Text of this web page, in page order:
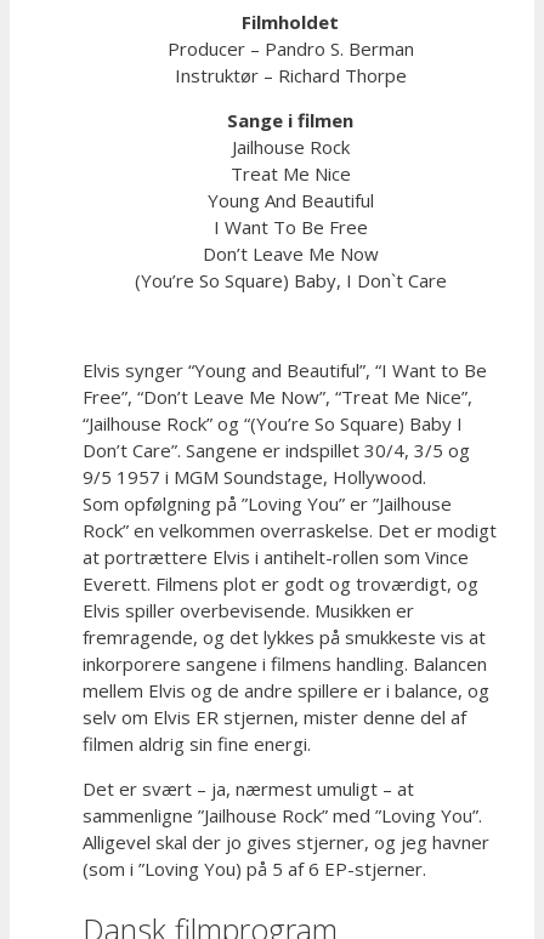
Filmholdet
Producer – Pandro S. Berman
Instruktør – Richard Thorpe
Sange i filmen
Jailhouse Rock
Treat Me Nice
Young And Beautiful
I Want To Be Free
Don’t Leave Me Now
(You’re So Square) Baby, I Don`t Care
Elvis synger “Young and Beautiful”, “I Want to Be
Free”, “Don’t Leave Me Now”, “Treat Me Nice”,
“Jailhouse Rock” og “(You’re So Square) Baby I
Don’t Care”. Sangene er indspillet 30/4, 3/5 og
9/5 1957 i MGM Soundstage, Hollywood.
Som opfølgning på ”Loving You” er ”Jailhouse
Rock” en velkommen overraskelse. Det er modigt
at portrættere Elvis i antihelt-rollen som Vince
Everett. Filmens plot er godt og troværdigt, og
Elvis spiller overbevisende. Musikken er
fremragende, og det lykkes på smukkeste vis at
inkorporere sangene i filmens handling. Balancen
mellem Elvis og de andre spillere er i balance, og
selv om Elvis ER stjernen, mister denne del af
filmen aldrig sin fine energi.
Det er svært – ja, nærmest umuligt – at
sammenligne ”Jailhouse Rock” med ”Loving You”.
Alligevel skal der jo gives stjerner, og jeg havner
(som i ”Loving You) på 5 af 6 EP-stjerner.
Dansk filmprogram